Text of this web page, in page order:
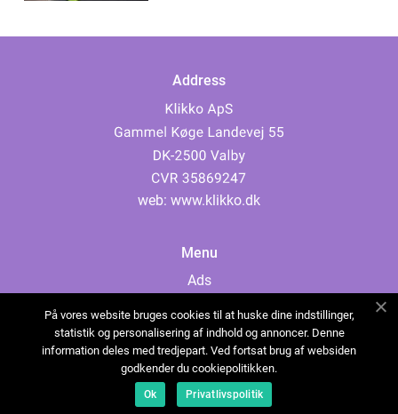
Address
web: www.klikko.dk
Menu
Ads
Cookies
Contact
Sitemap
På vores website bruges cookies til at huske dine indstillinger,
statistik og personalisering af indhold og annoncer. Denne
information deles med tredjepart. Ved fortsat brug af websiden
godkender du cookiepolitikken.
Ok Privatlivspolitik